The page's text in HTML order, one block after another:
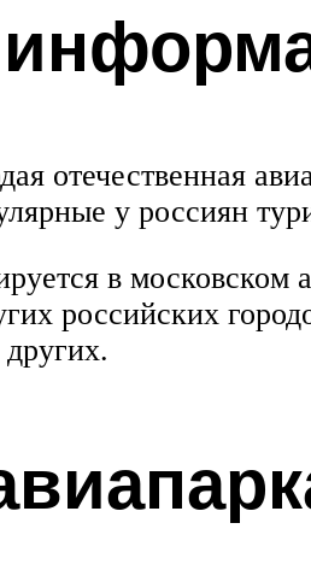
отечественная
у россиян
в
российских